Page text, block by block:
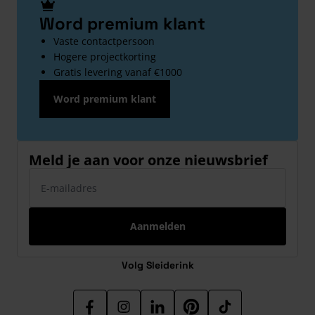
Word premium klant
Vaste contactpersoon
Hogere projectkorting
Gratis levering vanaf €1000
Word premium klant
Meld je aan voor onze nieuwsbrief
Aanmelden
Volg Sleiderink